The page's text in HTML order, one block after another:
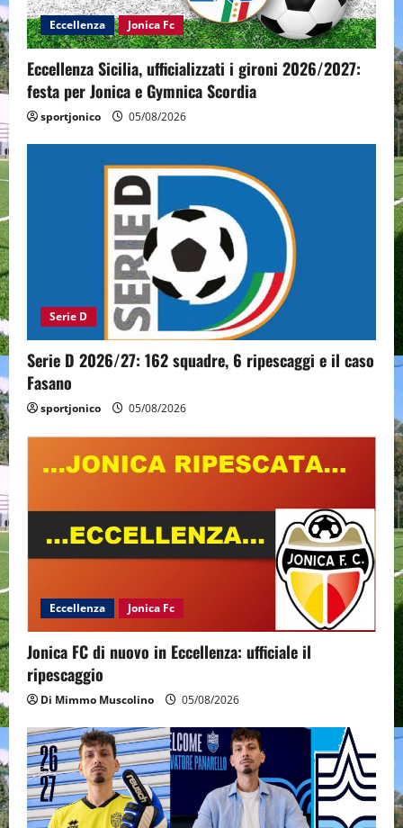
Eccellenza Jonica Fc
Eccellenza Sicilia, ufficializzati i gironi 2026/2027:
festa per Jonica e Gymnica Scordia
sportjonico 05/08/2026
Serie D
Serie D 2026/27: 162 squadre, 6 ripescaggi e il caso
Fasano
sportjonico 05/08/2026
Eccellenza Jonica Fc
Jonica FC di nuovo in Eccellenza: ufficiale il
ripescaggio
Di Mimmo Muscolino 05/08/2026